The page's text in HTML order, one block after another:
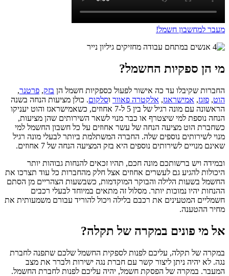
מעבר למחשבון חשמל!
מי הן ספקיות החשמל?
החברות שקיבלו עד כה אישור לפעול כספקיות חשמל הן בזק, פרטנר,
הוט, פזגז, אמישראגז, אלקטרה פאוור וסלקום. כולן מציעות הנחה בשנה
הראשונה עם מונה רגיל של בין 5 ל-7 אחוזים, כשאמישראגז והוט יעניקו
הנחה נוספת למי שיצטרף או כבר מנוי לשאר השירותים שהן מציעות,
כשחברת הוט מציעה הנחה של עשר אחוזים על כל חשבון החשמל למי
מנוי לשירותים נוספים שלה. החברה המשתלמת ביותר לבעלי מונה רגיל
שאינם מנויים לשירותים נוספים היא בזק המציעה הנחה של 7 אחוזים.
ובמידה ויש ברשותכם מונה חכם, תהיו זכאים להנחות גבוהות יותר
היכולות להגיע גם לעשרים אחוזים אצל חלק מהחברות כל עוד תצרכו את
החשמל בשעות הלילה והבוקר המוקדמות, כשבשעות הצהריים מן הסתם
ההנחות יהיו נמוכות יותר. מסלול זה מתאים במיוחד לבעלי רכבים
חשמליים המטעינים את רכבם בלילה ויכול להוריד עבורם משמעותית את
מחיר ההטענה.
אל מי פונים במקרה של תקלה?
במקרה של תקלה, עליכם לפנות לספקית החשמל שלכם שתפנה לחברת
נגה. לא יהיה ניתן ליצור קשר עם חברת נגה ישירות ולברר את מצב
המעבר. במקרה של הפסקת חשמל, יהיה עליכם לפנות לחברת החשמל.